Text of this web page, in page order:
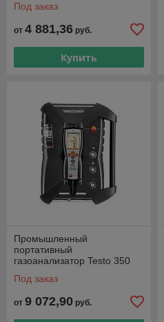
Под заказ
от 4 881,36 руб.
Купить
Промышленный
портативный
газоанализатор Testo 350
Под заказ
от 9 072,90 руб.